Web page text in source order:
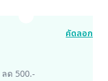
คัดลอก
ด 500.-